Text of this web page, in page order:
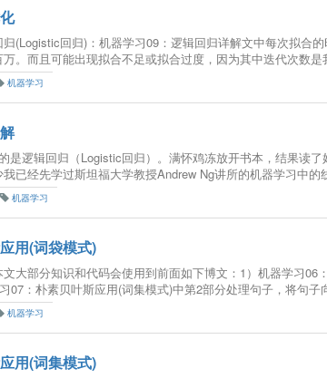
(Logistic回归)：机器学习09：逻辑回归详解文中每次拟合
。而且可能出现拟合不足或拟合过度，因为其中迭代次数是
机器学习
是逻辑回归（Logistic回归）。满怀鸡冻放开书本，结果读
已经先学过斯坦福大学教授Andrew Ng讲所的机器学习中的
机器学习
用(词袋模式)
大部分知识和代码会使用到前面如下博文：1）机器学习06
07：朴素贝叶斯应用(词集模式)中第2部分处理句子，将句子
机器学习
用(词集模式)